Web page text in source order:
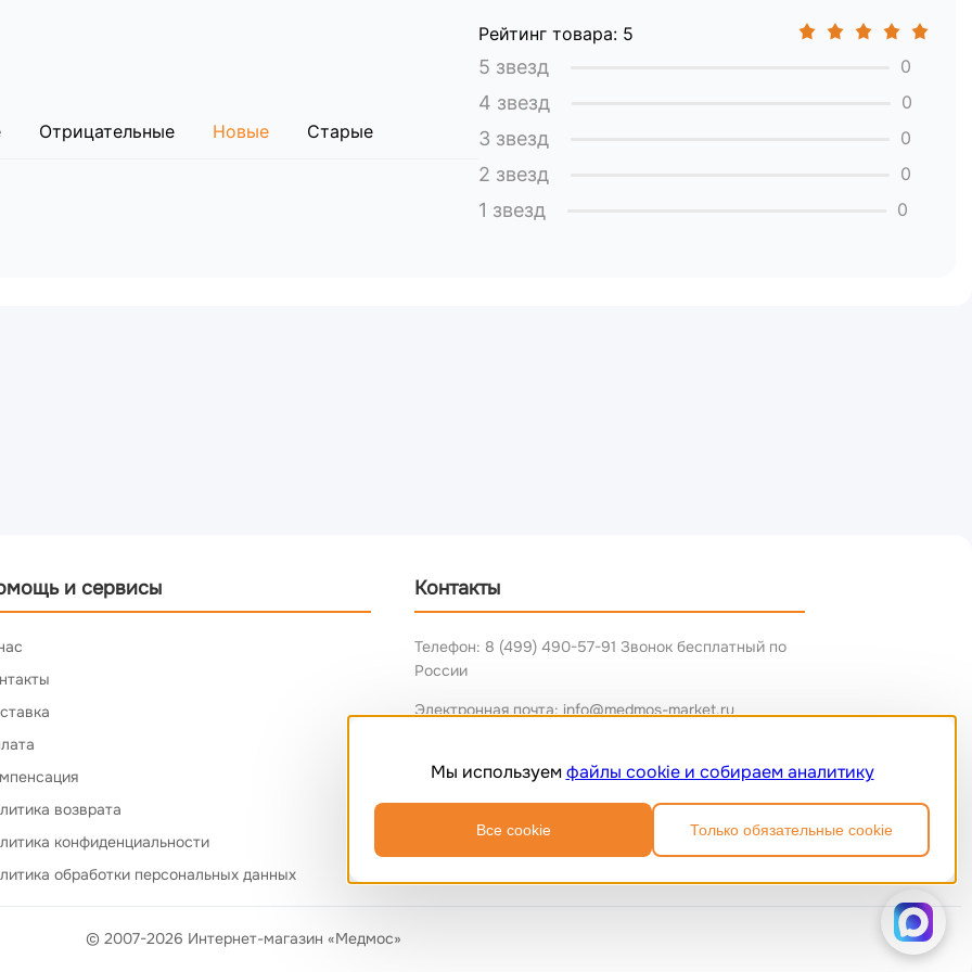
клетки, таза, бедер и голеней.
Отрицательные Новые Старые
Рейтинг товара: 5
5 звезд 0
4 звезд 0
3 звезд 0
2 звезд 0
1 звезд 0
и сервисы
возврата
конфиденциальности
обработки персональных данных
Контакты
Телефон: 8 (499) 490-57-91 Звонок бесплатный по
России
Электронная почта: info@medmos-market.ru
© 2007-2026 Интернет-магазин «Медмос»
Мы используемфайлы cookie и собираем аналитику
Все cookie Только обязательные cookie